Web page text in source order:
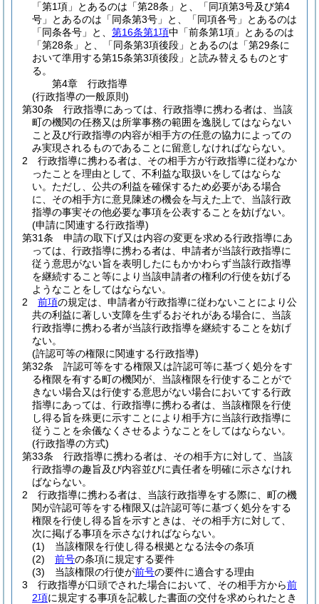
「第1項」とあるのは「第28条」と、「同項第3号及び第4
号」とあるのは「同条第3号」と、「同項各号」とあるのは
「同条各号」と、 第16条第1項中「前条第1項」とあるのは
「第28条」と、「同条第3項後段」とあるのは「第29条に
おいて準用する第15条第3項後段」と読み替えるものとす
る。
第4章
行政指導
(行政指導の一般原則)
第30条
行政指導にあっては、行政指導に携わる者は、当該
町の機関の任務又は所掌事務の範囲を逸脱してはならない
こと及び行政指導の内容が相手方の任意の協力によっての
み実現されるものであることに留意しなければならない。
2
行政指導に携わる者は、その相手方が行政指導に従わなか
ったことを理由として、不利益な取扱いをしてはならな
い。 ただし、公共の利益を確保するため必要がある場合
に、その相手方に意見陳述の機会を与えた上で、当該行政
指導の事実その他必要な事項を公表することを妨げない。
(申請に関連する行政指導)
第31条
申請の取下げ又は内容の変更を求める行政指導にあ
っては、行政指導に携わる者は、申請者が当該行政指導に
従う意思がない旨を表明したにもかかわらず当該行政指導
を継続すること等により当該申請者の権利の行使を妨げる
ようなことをしてはならない。
2
前項の規定は、申請者が行政指導に従わないことにより公
共の利益に著しい支障を生ずるおそれがある場合に、当該
行政指導に携わる者が当該行政指導を継続することを妨げ
ない。
(許認可等の権限に関連する行政指導)
第32条
許認可等をする権限又は許認可等に基づく処分をす
る権限を有する町の機関が、当該権限を行使することがで
きない場合又は行使する意思がない場合においてする行政
指導にあっては、行政指導に携わる者は、当該権限を行使
し得る旨を殊更に示すことにより相手方に当該行政指導に
従うことを余儀なくさせるようなことをしてはならない。
(行政指導の方式)
第33条
行政指導に携わる者は、その相手方に対して、当該
行政指導の趣旨及び内容並びに責任者を明確に示さなけれ
ばならない。
2
行政指導に携わる者は、当該行政指導をする際に、町の機
関が許認可等をする権限又は許認可等に基づく処分をする
権限を行使し得る旨を示すときは、その相手方に対して、
次に掲げる事項を示さなければならない。
(1)
当該権限を行使し得る根拠となる法令の条項
(2)
前号の条項に規定する要件
(3)
当該権限の行使が前号の要件に適合する理由
3
行政指導が口頭でされた場合において、その相手方から前
2項に規定する事項を記載した書面の交付を求められたとき